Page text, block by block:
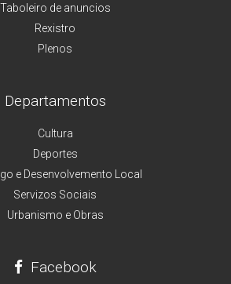
Taboleiro de anuncios
Rexistro
Plenos
Departamentos
Cultura
Deportes
e Desenvolvemento Local
Servizos Sociais
Urbanismo e Obras
Facebook